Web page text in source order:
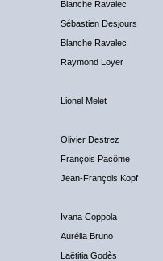
Blanche Ravalec
Sébastien Desjours
Blanche Ravalec
Raymond Loyer
Lionel Melet
Olivier Destrez
François Pacôme
Jean-François Kopf
Ivana Coppola
Aurélia Bruno
Laëtitia Godès